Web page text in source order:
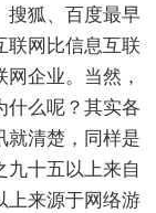
搜狐、百度最早
联网比信息互联
企业。当然，
什么呢？其实各
就清楚，同样是
九十五以上来自
上来源于网络游